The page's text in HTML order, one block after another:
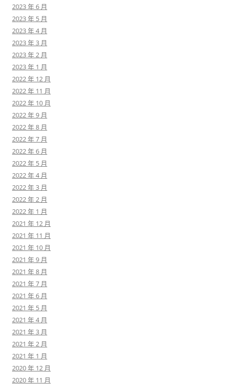
2023 年 6 月
2023 年 5 月
2023 年 4 月
2023 年 3 月
2023 年 2 月
2023 年 1 月
2022 年 12 月
2022 年 11 月
2022 年 10 月
2022 年 9 月
2022 年 8 月
2022 年 7 月
2022 年 6 月
2022 年 5 月
2022 年 4 月
2022 年 3 月
2022 年 2 月
2022 年 1 月
2021 年 12 月
2021 年 11 月
2021 年 10 月
2021 年 9 月
2021 年 8 月
2021 年 7 月
2021 年 6 月
2021 年 5 月
2021 年 4 月
2021 年 3 月
2021 年 2 月
2021 年 1 月
2020 年 12 月
2020 年 11 月